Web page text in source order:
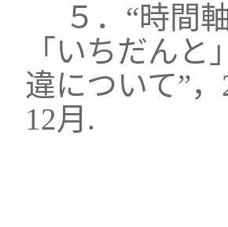
５．“時間
「いちだん
違について”
12月.